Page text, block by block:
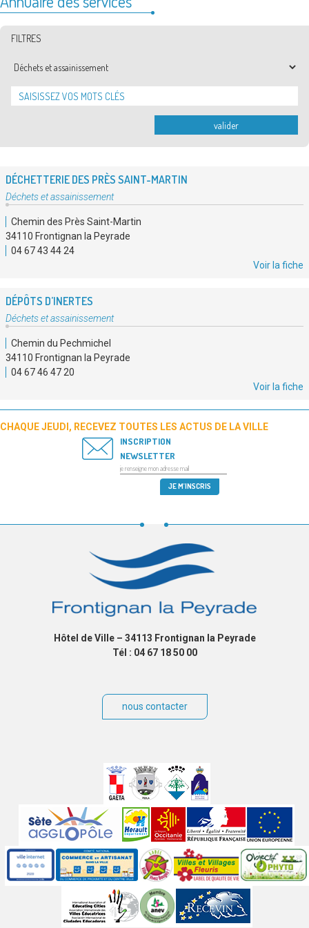
FILTRES
Type
service
valider
DÉCHETTERIE DES PRÈS SAINT-MARTIN
Type
service
:
Déchets et assainissement
Chemin des Près Saint-Martin
34110 Frontignan la Peyrade
04 67 43 44 24
Voir la fiche
DÉPÔTS D’INERTES
Type
service
:
Déchets et assainissement
Chemin du Pechmichel
34110 Frontignan la Peyrade
04 67 46 47 20
Voir la fiche
CHAQUE JEUDI, RECEVEZ TOUTES LES ACTUS DE LA VILLE
INSCRIPTION
NEWSLETTER
Hôtel de Ville – 34113 Frontignan la Peyrade
Tél : 04 67 18 50 00
nous contacter
partenaires
Labels